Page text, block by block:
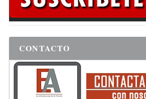
CONTACTO